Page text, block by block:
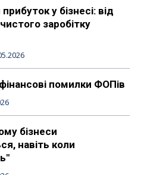
у бізнесі: від
заробітку
помилки ФОПів
бізнеси
навіть коли